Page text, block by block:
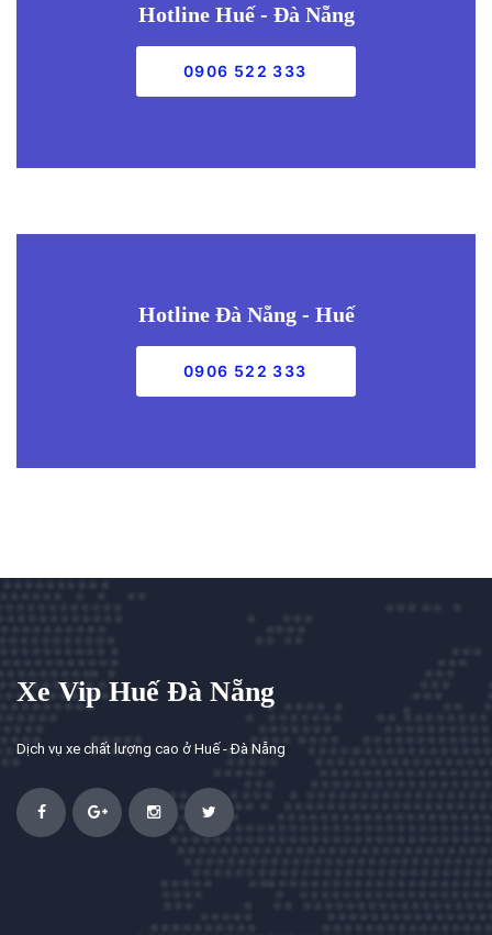
Hotline Huế - Đà Nẵng
0906 522 333
Hotline Đà Nẵng - Huế
0906 522 333
Xe Vip Huế Đà Nẵng
Dịch vụ xe chất lượng cao ở Huế - Đà Nẵng